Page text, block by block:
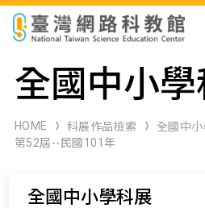
科展作品檢索
科學研習月刊
全國中小
HOME 科展作品檢索
全國中
第52屆--民國101年
全國中小學科展